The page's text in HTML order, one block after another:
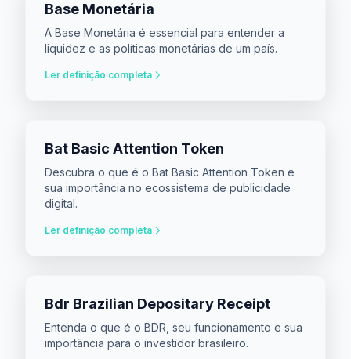
Base Monetária
A Base Monetária é essencial para entender a
liquidez e as políticas monetárias de um país.
Ler definição completa
Bat Basic Attention Token
Descubra o que é o Bat Basic Attention Token e
sua importância no ecossistema de publicidade
digital.
Ler definição completa
Bdr Brazilian Depositary Receipt
Entenda o que é o BDR, seu funcionamento e sua
importância para o investidor brasileiro.